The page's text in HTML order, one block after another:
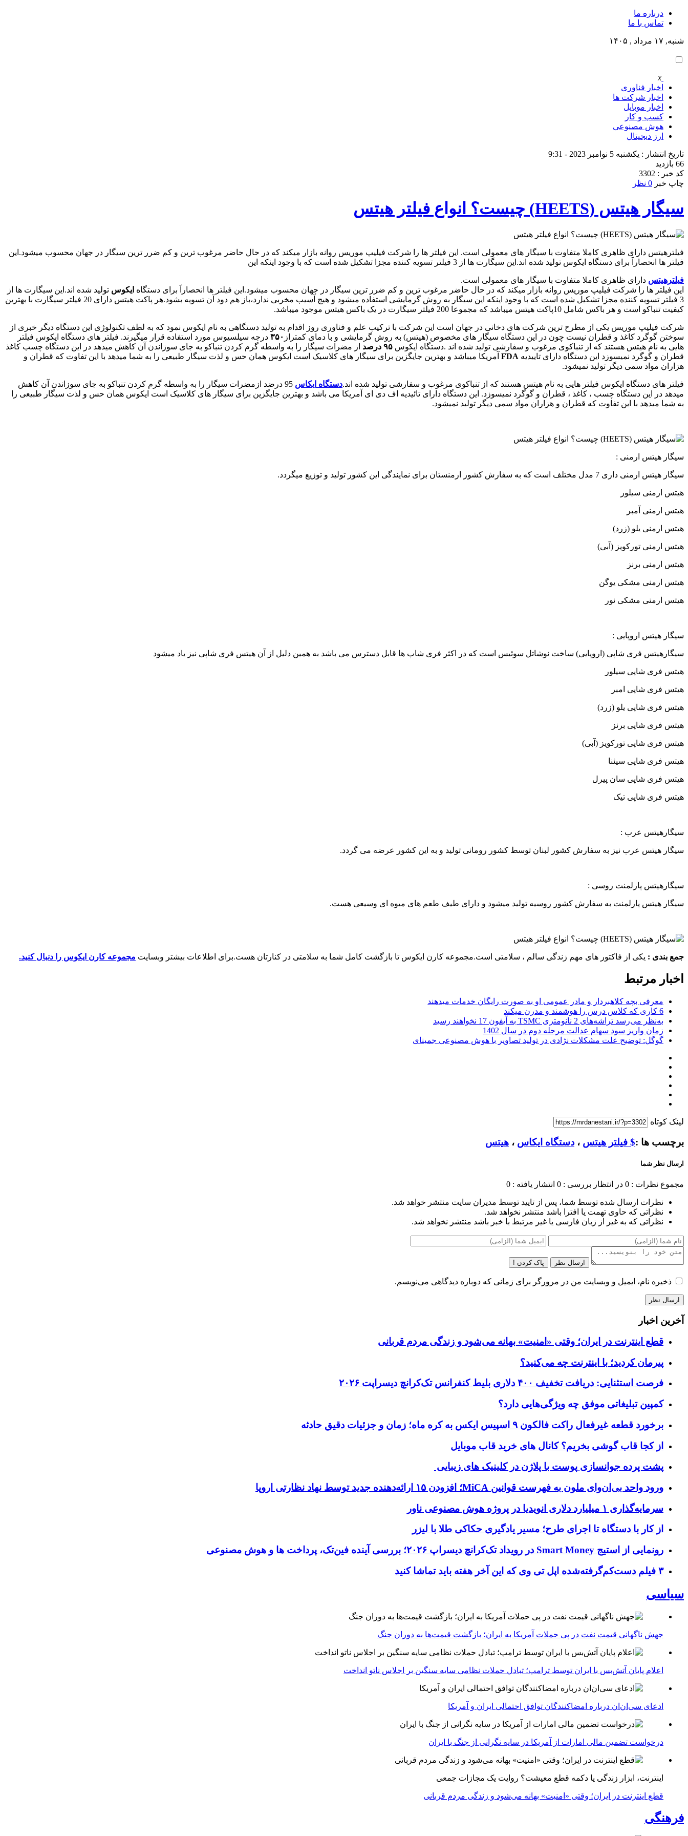
درباره ما
تماس با ما
شنبه, ۱۷ مرداد , ۱۴۰۵
x
اخبار فناوری
اخبار شرکت ها
اخبار موبایل
کسب و کار
هوش مصنوعی
ارز دیجیتال
تاریخ انتشار : یکشنبه 5 نوامبر 2023 - 9:31
66 بازدید
کد خبر : 3302
چاپ خبر 0 نظر
سیگار هیتس (HEETS) چیست؟ انواع فیلتر هیتس
فیلترهیتس دارای ظاهری کاملا متفاوت با سیگار های معمولی است. این فیلتر ها را شرکت فیلیپ موریس روانه بازار میکند که در حال حاضر مرغوب ترین و کم ضرر ترین سیگار در جهان محسوب میشود.این
فیلتر ها انحصاراََ برای دستگاه ایکوس تولید شده اند.این سیگارت ها از 3 فیلتر تسویه کننده مجزا تشکیل شده است که با وجود اینکه این
فیلترهیتس دارای ظاهری کاملا متفاوت با سیگار های معمولی است.
این فیلتر ها را شرکت فیلیپ موریس روانه بازار میکند که در حال حاضر مرغوب ترین و کم ضرر ترین سیگار در جهان محسوب میشود.این فیلتر ها انحصاراََ برای دستگاه ایکوس تولید شده اند.این سیگارت ها از
3 فیلتر تسویه کننده مجزا تشکیل شده است که با وجود اینکه این سیگار به روش گرمایشی استفاده میشود و هیچ آسیب مخربی ندارد،باز هم دود آن تسویه بشود.هر پاکت هیتس دارای 20 فیلتر سیگارت با بهترین
کیفیت تنباکو است و هر باکس شامل 10پاکت هیتس میباشد که مجموعا 200 فیلتر سیگارت در یک باکس هیتس موجود میباشد.
شرکت فیلیپ موریس یکی از مطرح ترین شرکت های دخانی در جهان است این شرکت با ترکیب علم و فناوری روز اقدام به تولید دستگاهی به نام ایکوس نمود که به لطف تکنولوژی این دستگاه دیگر خبری از
سوختن گوگرد کاغذ و قطران نیست چون در این دستگاه سیگار های مخصوص (هیتس) به روش گرمایشی و با دمای کمتراز ۳۵۰ درجه سیلسیوس مورد استفاده قرار میگیرند. فیلتر های دستگاه ایکوس فیلتر
هایی به نام هیتس هستند که از تنباکوی مرغوب و سفارشی تولید شده اند .دستگاه ایکوس ۹۵ درصد
از مضرات سیگار را به واسطه گرم کردن تنباکو به جای سوزاندن آن کاهش میدهد در این دستگاه چسب کاغذ
قطران و گوگرد نمیسوزد این دستگاه دارای تاییدیه FDA آمریکا میباشد و بهترین جایگزین برای سیگار های کلاسیک است ایکوس همان حس و لذت سیگار طبیعی را به شما میدهد با این تفاوت که قطران و
هزاران مواد سمی دیگر تولید نمیشود.
فیلتر های دستگاه ایکوس فیلتر هایی به نام هیتس هستند که از تنباکوی مرغوب و سفارشی تولید شده اند.دستگاه ایکاس
95 درضد ازمضرات سیگار را به واسطه گرم کردن تنباکو به جای سوزاندن آن کاهش
میدهد در این دستگاه چسب ، کاغذ ، قطران و گوگرد نمیسوزد. این دستگاه دارای تائیدیه اف دی ای آمریکا می باشد و بهترین جایگزین برای سیگار های کلاسیک است ایکوس همان حس و لذت سیگار طبیعی را
به شما میدهد با این تفاوت که قطران و هزاران مواد سمی دیگر تولید نمیشود.
سیگار هیتس ارمنی :
سیگار هیتس ارمنی داری 7 مدل مختلف است که به سفارش کشور ارمنستان برای نمایندگی این کشور تولید و توزیع میگردد.
هیتس ارمنی سیلور
هیتس ارمنی آمبر
هیتس ارمنی یلو (زرد)
هیتس ارمنی تورکویز (آبی)
هیتس ارمنی برنز
هیتس ارمنی مشکی یوگن
هیتس ارمنی مشکی نور
سیگار هیتس اروپایی :
سیگارهیتس فری شاپی (اروپایی) ساخت نوشاتل سوئیس است که در اکثر فری شاپ ها قابل دسترس می باشد به همین دلیل از آن هیتس فری شاپی نیز یاد میشود
هیتس فری شاپی سیلور
هیتس فری شاپی امبر
هیتس فری شاپی یلو (زرد)
هیتس فری شاپی برنز
هیتس فری شاپی تورکویز (آبی)
هیتس فری شاپی سیئنا
هیتس فری شاپی سان پیرل
هیتس فری شاپی تیک
سیگارهیتس عرب :
سیگار هیتس عرب نیز به سفارش کشور لبنان توسط کشور رومانی تولید و به این کشور عرضه می گردد.
سیگارهیتس پارلمنت روسی :
سیگار هیتس پارلمنت به سفارش کشور روسیه تولید میشود و دارای طیف طعم های میوه ای وسیعی هست.
جمع بندی : یکی از فاکتور های مهم زندگی سالم ، سلامتی است.مجموعه کارن ایکوس تا بازگشت کامل شما به سلامتی در کنارتان هست.برای اطلاعات بیشتر وبسایت مجموعه کارن ایکوس را دنبال کنید.
اخبار مرتبط
معرفی بچه کلاهبردار و مادر عمومی او به صورت رایگان خدمات میدهند
6 کاری که کلاس درس را هوشمند و مدرن میکند
به‌نظر می‌رسد تراشه‌های 2 نانومتری TSMC به آیفون 17 نخواهند رسید
زمان واریز سود سهام عدالت مرحله دوم در سال 1402
گوگل: توضیح علت مشکلات نژادی در تولید تصاویر با هوش مصنوعی جمینای
لینک کوتاه
برچسب ها :$ فیلتر هیتس ، دستگاه ایکاس ، هیتس
ارسال نظر شما
مجموع نظرات : 0 در انتظار بررسی : 0 انتشار یافته : 0
نظرات ارسال شده توسط شما، پس از تایید توسط مدیران سایت منتشر خواهد شد.
نظراتی که حاوی تهمت یا افترا باشد منتشر نخواهد شد.
نظراتی که به غیر از زبان فارسی یا غیر مرتبط با خبر باشد منتشر نخواهد شد.
ارسال نظر پاک کردن !
ذخیره نام، ایمیل و وبسایت من در مرورگر برای زمانی که دوباره دیدگاهی می‌نویسم.
آخرین اخبار
قطع اینترنت در ایران؛ وقتی «امنیت» بهانه می‌شود و زندگی مردم قربانی
پیرمان کردید؛ با اینترنت چه می‌کنید؟
فرصت استثنایی: دریافت تخفیف ۴۰۰ دلاری بلیط کنفرانس تک‌کرانچ دیسراپت ۲۰۲۶
کمپین تبلیغاتی موفق چه ویژگی‌هایی دارد؟
برخورد قطعه غیرفعال راکت فالکون ۹ اسپیس ایکس به کره ماه؛ زمان و جزئیات دقیق حادثه
از کجا قاب گوشی بخریم؟ کانال های خرید قاب موبایل
پشت پرده جوانسازی پوست با پلاژن در کلینیک های زیبایی
ورود واحد بی‌ان‌وای ملون به فهرست قوانین MiCA؛ افزودن ۱۵ ارائه‌دهنده جدید توسط نهاد نظارتی اروپا
سرمایه‌گذاری ۱ میلیارد دلاری انویدیا در پروژه هوش مصنوعی ناور
از کار با دستگاه تا اجرای طرح؛ مسیر یادگیری حکاکی طلا با لیزر
رونمایی از استیج Smart Money در رویداد تک‌کرانچ دیسراپ ۲۰۲۶؛ بررسی آینده فین‌تک، پرداخت‌ ها و هوش مصنوعی
۳ فیلم دست‌کم‌گرفته‌شده اپل تی وی که این آخر هفته باید تماشا کنید
سیاسی
جهش ناگهانی قیمت نفت در پی حملات آمریکا به ایران؛ بازگشت قیمت‌ها به دوران جنگ
اعلام پایان آتش‌بس با ایران توسط ترامپ؛ تبادل حملات نظامی سایه سنگین بر اجلاس ناتو انداخت
ادعای سی‌ان‌ان درباره امضاکنندگان توافق احتمالی ایران و آمریکا
درخواست تضمین مالی امارات از آمریکا در سایه نگرانی از جنگ با ایران
اینترنت، ابزار زندگی یا دکمه قطع معیشت؟ روایت یک مجازات جمعی
قطع اینترنت در ایران؛ وقتی «امنیت» بهانه می‌شود و زندگی مردم قربانی
فرهنگی